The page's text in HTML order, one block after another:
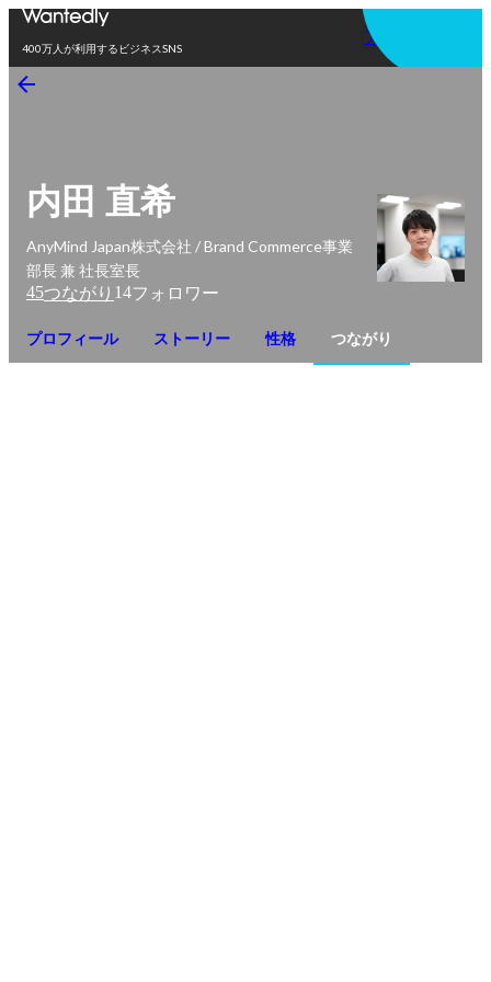
400万人が利用するビジネスSNS
アプリを使う
内田 直希
AnyMind Japan株式会社 / Brand Commerce事業
部長 兼 社長室長
45つながり 14フォロワー
プロフィール ストーリー 性格 つながり